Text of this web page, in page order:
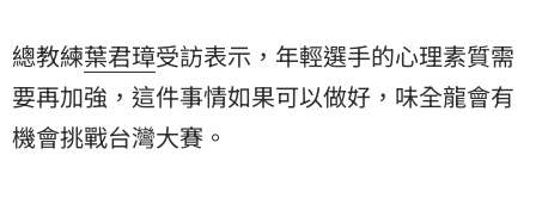
總教練葉君璋受訪表示，年輕選手的心理素質需
要再加強，這件事情如果可以做好，味全龍會有
機會挑戰台灣大賽。